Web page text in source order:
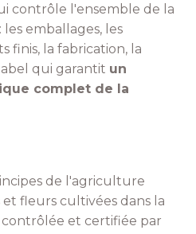
contrôle l'ensemble de la
emballages, les
finis, la fabrication, la
qui garantit un
complet de la
de l'agriculture
fleurs cultivées dans la
et certifiée par